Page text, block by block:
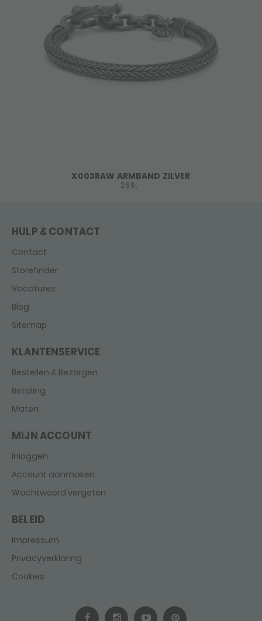
X003RAW ARMBAND ZILVER
269,-
HULP & CONTACT
Contact
Storefinder
Vacatures
Blog
Sitemap
KLANTENSERVICE
Bestellen & Bezorgen
Betaling
Maten
MIJN ACCOUNT
Inloggen
Account aanmaken
Wachtwoord vergeten
BELEID
Impressum
Privacyverklaring
Cookies